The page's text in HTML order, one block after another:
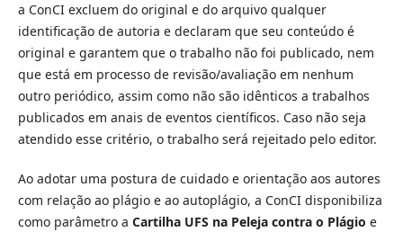
a ConCI excluem do original e do arquivo qualquer
identificação de autoria e declaram que seu conteúdo é
original e garantem que o trabalho não foi publicado, nem
que está em processo de revisão/avaliação em nenhum
outro periódico, assim como não são idênticos a trabalhos
publicados em anais de eventos científicos. Caso não seja
atendido esse critério, o trabalho será rejeitado pelo editor.
Ao adotar uma postura de cuidado e orientação aos autores
com relação ao plágio e ao autoplágio, a ConCI disponibiliza
como parâmetro a Cartilha UFS na Peleja contra o Plágio e